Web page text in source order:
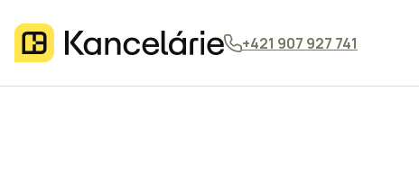
+421 907 927 741